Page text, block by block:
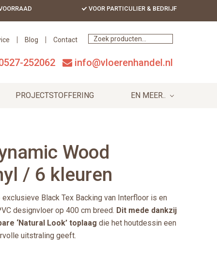
VOOR PARTICULIER & BEDRIJF
Blog Contact
252062 info@vloerenhandel.nl
PROJECTSTOFFERING EN MEER..
Wood
/ 6 kleuren
Black Tex Backing van Interfloor is en
designvloer op 400 cm breed. Dit mede dankzij
‘Natural Look’ toplaag die het houtdessin een
uitstraling geeft.